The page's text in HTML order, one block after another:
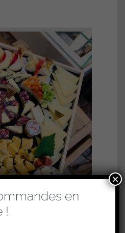
– COCKTAIL
en
!
×